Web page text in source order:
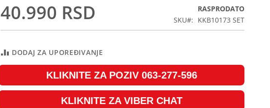
40.990 RSD
RASPRODATO
SKU
KKB10173 SET
DODAJ ZA UPOREĐIVANJE
KLIKNITE ZA POZIV 063-277-596
KLIKNITE ZA VIBER CHAT